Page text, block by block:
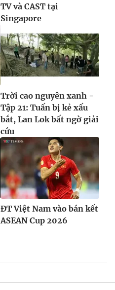
TV và CAST tại
Singapore
Trời cao nguyên xanh -
Tập 21: Tuấn bị kẻ xấu
bắt, Lan Lok bất ngờ giải
cứu
ĐT Việt Nam vào bán kết
ASEAN Cup 2026